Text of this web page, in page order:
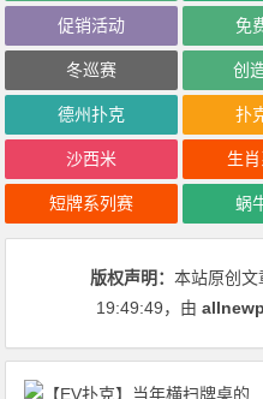
促销活动 免
冬巡赛 创
德州扑克 扑
沙西米 生
短牌系列赛 蜗
版权声明：本站原创文
19:49:49，由